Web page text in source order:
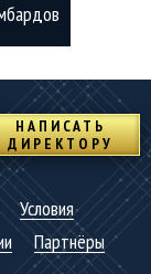
НАПИСАТЬ
ДИРЕКТОРУ
Условия
Партнёры